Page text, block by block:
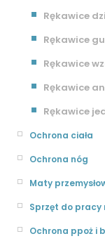
Rękawice
Rękawice
Rękawice
Rękawice
Rękawice
Ochrona ciała
Ochrona nóg
Maty
Sprzęt do pracy
Ochrona ppoż i